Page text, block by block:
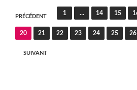
Pagination
des
publications
PRÉCÉDENT
1 … 14 15
20 21 22 23 24 25 26
SUIVANT